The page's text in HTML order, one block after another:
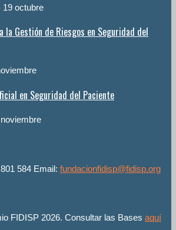
19 octubre
la Gestión de Riesgos en Seguridad del
en Seguridad del Paciente
584 Email: fundacionfidisp@fidisp.org
FIDISP 2026. Consultar las Bases aquí